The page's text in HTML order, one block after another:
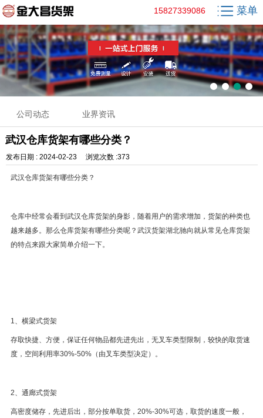
15827339086 菜单
公司动态 业界资讯
武汉仓库货架有哪些分类？
发布日期 : 2024-02-23 浏览次数 :373
武汉仓库货架有哪些分类？
仓库中经常会看到武汉仓库货架的身影，随着用户的需求增加，货架的种类也
越来越多。那么仓库货架有哪些分类呢？武汉货架湖北驰向就从常见仓库货架
的特点来跟大家简单介绍一下。
1、横梁式货架
存取快捷、方便，保证任何物品都先进先出，无叉车类型限制，较快的取货速
度，空间利用率30%-50%（由叉车类型决定）。
2、通廊式货架
高密度储存，先进后出，部分按单取货，20%-30%可选，取货的速度一般，